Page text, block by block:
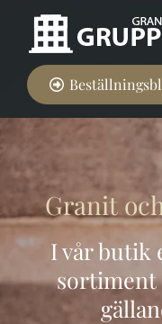
Granit
I vår butik
sortiment